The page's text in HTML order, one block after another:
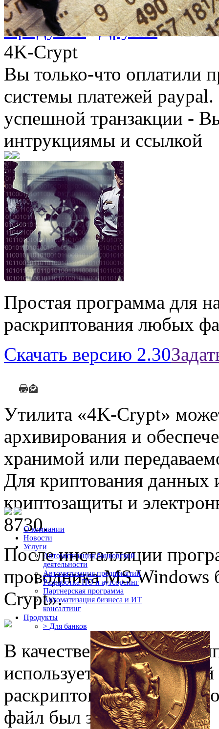
О компании
Новости
Услуги
Автоматизация банковской
деятельности
Автоматизация предприятий
Разработка ПО и аутсорсинг
Партнерская программа
Автоматизация бизнеса и ИТ
консалтинг
Продукты
> Для банков
Продукты Другие
4K-
4K-Crypt
Вы только-что
системы платежей
успешной транзакции -
интрукциямы и ссылкой
Простая программа для
раскриптования любых
Скачать версию 2.30
Утилита «4K-Crypt»
архивирования и
хранимой или
Для криптования данных
криптозащиты и
8730.
После инсталляции
проводника MS
Crypt».
В качестве ключа для
использует 8-
раскриптования файла
файл был закриптован.